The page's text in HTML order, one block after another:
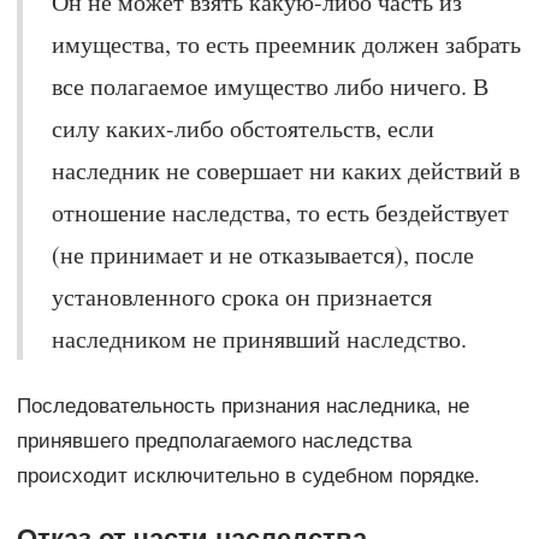
имущества, то есть преемник должен забрать
все полагаемое имущество либо ничего. В
силу каких-либо обстоятельств, если
наследник не совершает ни каких действий в
отношение наследства, то есть бездействует
(не принимает и не отказывается), после
установленного срока он признается
наследником не принявший наследство.
Последовательность признания наследника, не
принявшего предполагаемого наследства
происходит исключительно в судебном порядке.